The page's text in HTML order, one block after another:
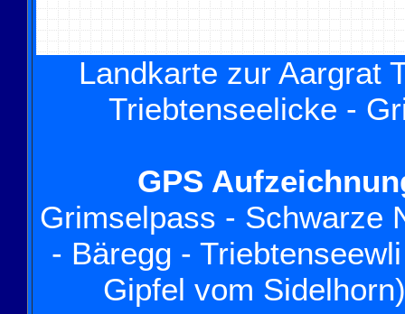
Landkarte zur Aargrat
Triebtenseelicke -
GPS
Grimselpass - Schwarze
- Bäregg -
Gipfel vom